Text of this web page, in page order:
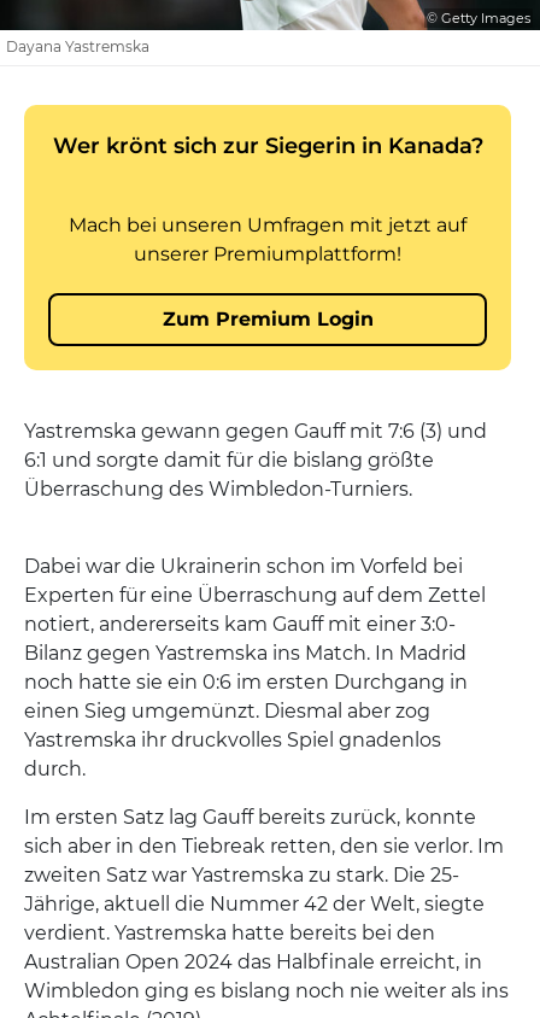
© Getty Images
Dayana Yastremska
Yastremska gewann gegen Gauff mit 7:6 (3) und
6:1 und sorgte damit für die bislang größte
Überraschung des Wimbledon-Turniers.
Dabei war die Ukrainerin schon im Vorfeld bei
Experten für eine Überraschung auf dem Zettel
notiert, andererseits kam Gauff mit einer 3:0-
Bilanz gegen Yastremska ins Match. In Madrid
noch hatte sie ein 0:6 im ersten Durchgang in
einen Sieg umgemünzt. Diesmal aber zog
Yastremska ihr druckvolles Spiel gnadenlos
durch.
Im ersten Satz lag Gauff bereits zurück, konnte
sich aber in den Tiebreak retten, den sie verlor. Im
zweiten Satz war Yastremska zu stark. Die 25-
Jährige, aktuell die Nummer 42 der Welt, siegte
verdient. Yastremska hatte bereits bei den
Australian Open 2024 das Halbfinale erreicht, in
Wimbledon ging es bislang noch nie weiter als ins